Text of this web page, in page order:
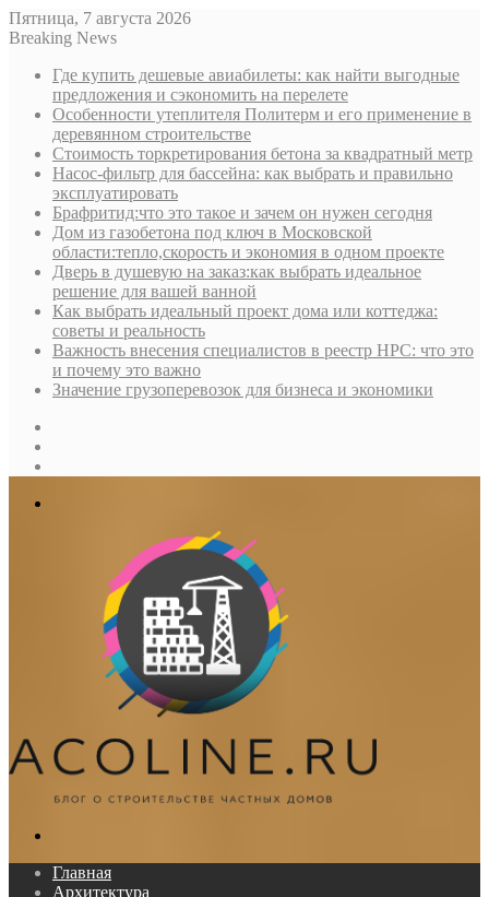
Пятница, 7 августа 2026
Breaking News
Где купить дешевые авиабилеты: как найти выгодные
предложения и сэкономить на перелете
Особенности утеплителя Политерм и его применение в
деревянном строительстве
Стоимость торкретирования бетона за квадратный метр
Насос-фильтр для бассейна: как выбрать и правильно
эксплуатировать
Брафритид:что это такое и зачем он нужен сегодня
Дом из газобетона под ключ в Московской
области:тепло,скорость и экономия в одном проекте
Дверь в душевую на заказ:как выбрать идеальное
решение для вашей ванной
Как выбрать идеальный проект дома или коттеджа:
советы и реальность
Важность внесения специалистов в реестр НРС: что это
и почему это важно
Значение грузоперевозок для бизнеса и экономики
Главная
Архитектура